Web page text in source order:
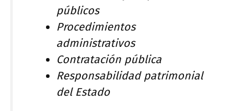
públicos
Procedimientos
administrativos
Contratación pública
Responsabilidad patrimonial
del Estado